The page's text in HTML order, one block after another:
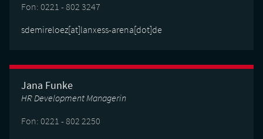
Fon: 0221 - 802 3247
sdemireloez[at]lanxess-arena[dot]de
Jana Funke
HR Development Managerin
Fon: 0221 - 802 2250